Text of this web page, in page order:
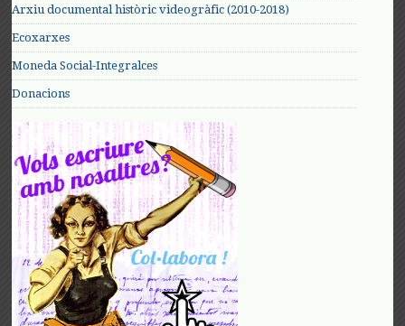
Arxiu documental històric videogràfic (2010-2018)
Ecoxarxes
Moneda Social-Integralces
Donacions